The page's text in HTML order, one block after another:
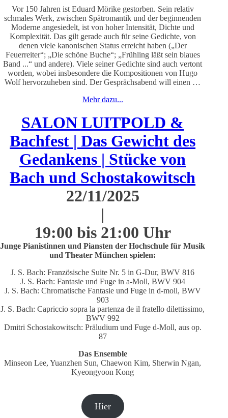
Vor 150 Jahren ist Eduard Mörike gestorben. Sein relativ
schmales Werk, zwischen Spätromantik und der beginnenden
Moderne angesiedelt, ist von hoher Intensität, Dichte und
Komplexität. Das gilt gerade auch für seine Gedichte, von
denen viele kanonischen Status erreicht haben („Der
Feuerreiter“; „Die schöne Buche“; „Frühling läßt sein blaues
Band ...“ und andere). Viele seiner Gedichte sind auch vertont
worden, wobei insbesondere die Kompositionen von Hugo
Wolf hervorzuheben sind. Der Gesprächsabend will einen …
Mehr dazu...
SALON LUITPOLD &
Bachfest | Das Gewicht des
Gedankens | Stücke von
Bach und Schostakowitsch
22/11/2025
|
19:00 bis 21:00 Uhr
Junge Pianistinnen und Piansten der Hochschule für Musik
und Theater München spielen:
J. S. Bach: Französische Suite Nr. 5 in G-Dur, BWV 816
J. S. Bach: Fantasie und Fuge in a-Moll, BWV 904
J. S. Bach: Chromatische Fantasie und Fuge in d-moll, BWV
903
J. S. Bach: Capriccio sopra la partenza de il fratello dilettissimo,
BWV 992
Dmitri Schostakowitsch: Präludium und Fuge d-Moll, aus op.
87
Das Ensemble
Minseon Lee, Yuanzhen Sun, Chaewon Kim, Sherwin Ngan,
Kyeongyoon Kong
Hier